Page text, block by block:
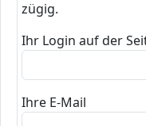
zügig.
Ihr Login auf der
Ihre E-Mail